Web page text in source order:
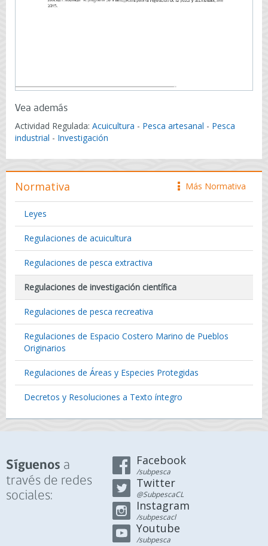
Vea además
Actividad Regulada: Acuicultura - Pesca artesanal - Pesca
industrial - Investigación
icono
Más Normativa
Normativa
Leyes
Regulaciones de acuicultura
Regulaciones de pesca extractiva
Regulaciones de investigación científica
Regulaciones de pesca recreativa
Regulaciones de Espacio Costero Marino de Pueblos
Originarios
Regulaciones de Áreas y Especies Protegidas
Decretos y Resoluciones a Texto íntegro
Síguenos a
través de redes
sociales:
Facebook
/subpesca
Twitter
@SubpescaCL
Instagram
/subpescacl
Youtube
/subpesca